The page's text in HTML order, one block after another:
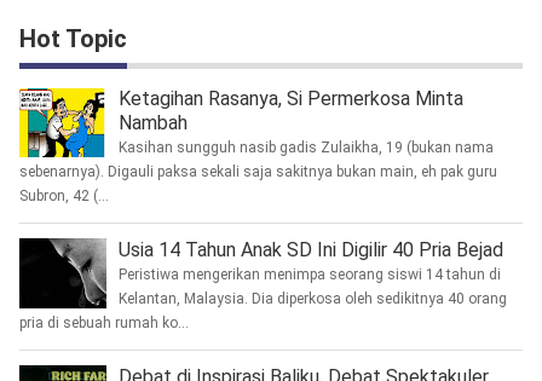
Hot Topic
Ketagihan Rasanya, Si Permerkosa Minta
Nambah
Kasihan sungguh nasib gadis Zulaikha, 19 (bukan nama
sebenarnya). Digauli paksa sekali saja sakitnya bukan main, eh pak guru
Subron, 42 (...
Usia 14 Tahun Anak SD Ini Digilir 40 Pria Bejad
Peristiwa mengerikan menimpa seorang siswi 14 tahun di
Kelantan, Malaysia. Dia diperkosa oleh sedikitnya 40 orang
pria di sebuah rumah ko...